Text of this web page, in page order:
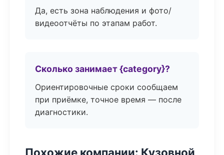
Да, есть зона наблюдения и фото/
видеоотчёты по этапам работ.
Сколько занимает {category}?
Ориентировочные сроки сообщаем
при приёмке, точное время — после
диагностики.
Похожие компании: Кузовной